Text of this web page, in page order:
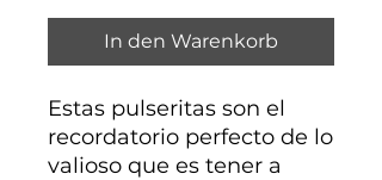
In den Warenkorb
Estas pulseritas son el
recordatorio perfecto de lo
valioso que es tener a